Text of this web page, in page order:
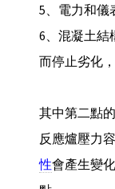
5、電力和儀
6、混凝土結
而停止劣化
其中第二點
反應爐壓力
性會產生變